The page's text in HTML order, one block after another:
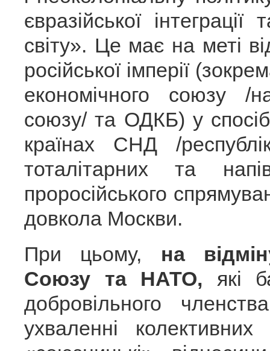
євразійської
світу». Це має на меті
російської імперії
економічного союзу /
союзу/ та ОДКБ) у
країнах СНД /
тоталітарних та
проросійського
довкола Москви.
При цьому, на
Союзу та НАТО, які
добровільного
ухваленні